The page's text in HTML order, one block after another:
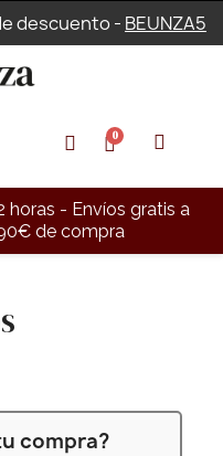
descuento - BEUNZA5
- Envíos gratis a
de compra
compra?